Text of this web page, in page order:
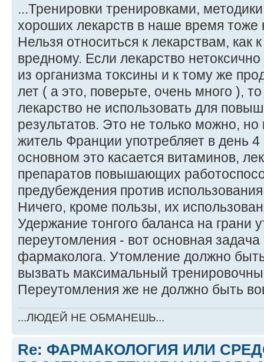
...Тренировки тренировками,
хороших лекарств в наше время тоже
Нельзя относиться к лекарствам, как
вредному. Если лекарство
из организма токсины и к тому же
лет ( а это, поверьте, очень много ),
лекарство не использовать для
результатов. Это не только можно,
житель Франции употребляет в день 4
основном это касается витаминов,
препаратов повышающих
предубеждения против
Ничего, кроме пользы, их
Удержание тонгого баланса на грани
переутомления - вот основная задача
фармаколога. Утомление должно
вызвать максимальный
Переутомления же не должно быть
...ЛЮДЕЙ НЕ ОБМАНЕШЬ...
Re: ФАРМАКОЛОГИЯ ИЛИ